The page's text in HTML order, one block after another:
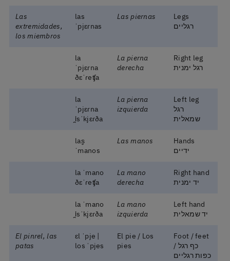
Legs
רגליים
Las piernas
las
ˈpjɛɾnas
Las
extremidades,
los miembros
Right leg
רגל ימנית
La pierna
derecha
la
ˈpjɛɾna
ðɛˈɾeʧa
Left leg
רגל
שמאלית
La pierna
izquierda
la
ˈpjɛɾna
i̯sˈkjɛɾða
Hands
ידיים
Las manos
las̬
ˈmanos
Right hand
יד ימנית
La mano
derecha
la ˈmano
ðɛˈɾeʧa
Left hand
יד שמאלית
La mano
izquierda
la ˈmano
i̯sˈkjɛɾða
Foot / feet
כף רגל /
כפות רגליים
El pie / Los
pies
ɛl ˈpje |
los ˈpjes
El pinrel, las
patas